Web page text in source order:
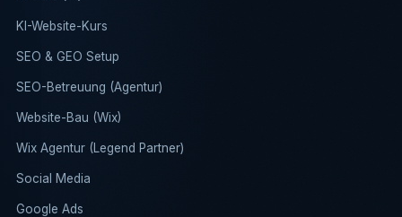
KI-Website-Kurs
SEO & GEO Setup
SEO-Betreuung (Agentur)
Website-Bau (Wix)
Wix Agentur (Legend Partner)
Social Media
Google Ads